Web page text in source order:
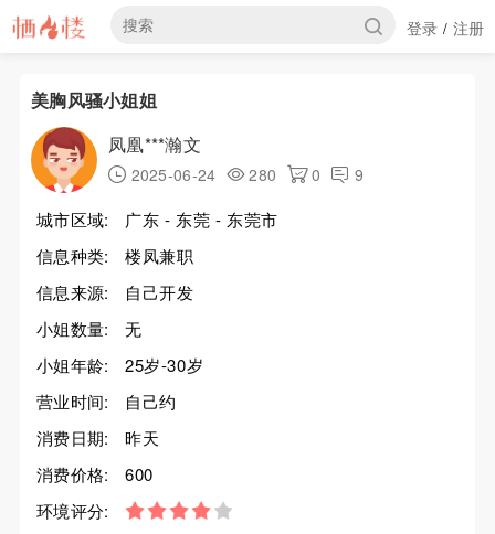
登录 / 注册
美胸风骚小姐姐
凤凰***瀚文
2025-06-24 280 0 9
城市区域:
广东 - 东莞 - 东莞市
信息种类:
楼凤兼职
信息来源:
自己开发
小姐数量:
无
小姐年龄:
25岁-30岁
营业时间:
自己约
消费日期:
昨天
消费价格:
600
环境评分: